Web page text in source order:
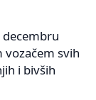
vozačem svih
i bivših